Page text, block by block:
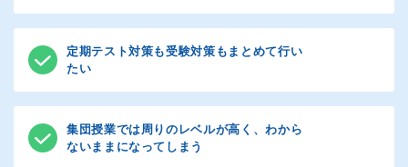
慶附属高は、高校受験で早慶大進学を目指す“戦略的で確実
性の高いルート”として注目されています。早慶附属高の出
題傾向や入試形式に対応した専門カリキュラムと演習環境
を整え、無駄のない学習で効率よく合格力を高めていきま
生徒さん一人ひとりの挑戦を着実にサポートします。
難関国私⽴⾼校への合格を⽬指して、通常クラスのほぼ2
倍のスピードでカリキュラムを進めます。早期に中学校の
なし、⾼い実践⼒を⾝につけます。そのほか、志望校別の
「合格力アップ講座」や、合格力を高める「夏ゼミ」を実
施。経験豊富なトップ講師が合格まで徹底的にサポートし
湘南ゼミナールの個別指導は、講師１人に生徒さん２人ま
でで行います。学習目的に合わせて、復習から先取り学習
までご希望に応じて指導します。
定期テスト対策も受験対策もまとめて行い
たい
集団授業では周りのレベルが高く、わから
ないままになってしまう